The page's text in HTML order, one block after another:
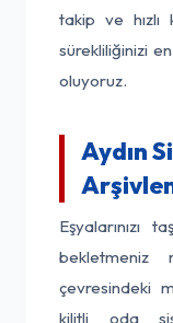
takip ve hızlı
sürekliliğinizi
oluyoruz.
Aydın
Eşyalarınızı
çevresindeki
kilitli oda